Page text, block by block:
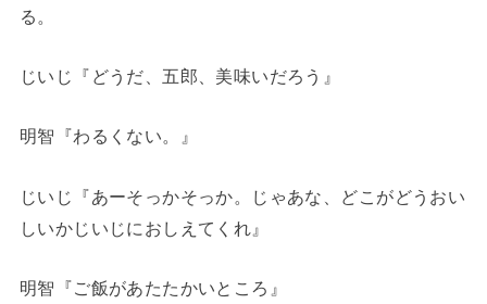
る。
じいじ『どうだ、五郎、美味いだろう』
明智『わるくない。』
じいじ『あーそっかそっか。じゃあな、どこがどうおい
しいかじいじにおしえてくれ』
明智『ご飯があたたかいところ』